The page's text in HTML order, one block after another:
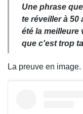
Une phrase
te réveiller à 50
été la meilleure
que c'est trop
La preuve en image.